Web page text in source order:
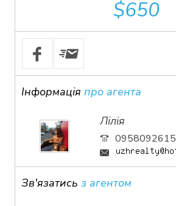
$650
Інформація про агента
Лілія
0958092615
Зв'язатись з агентом